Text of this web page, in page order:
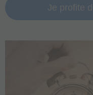
Je profite